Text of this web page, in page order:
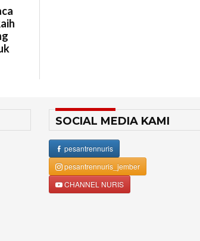
SOCIAL MEDIA KAMI
pesantrennuris
pesantrennuris_jember
CHANNEL NURIS